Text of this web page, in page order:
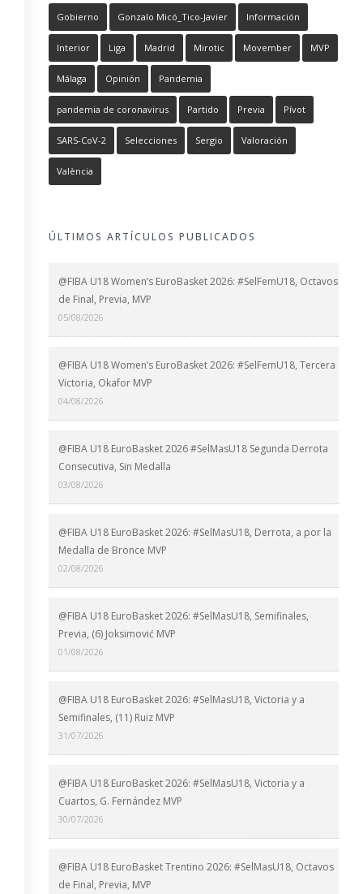
Gobierno Gonzalo Micó_Tico-Javier Información
Interior Liga Madrid Mirotic Movember MVP
Málaga Opinión Pandemia
pandemia de coronavirus Partido Previa Pívot
SARS-CoV-2 Selecciones Sergio Valoración
València
ÚLTIMOS ARTÍCULOS PUBLICADOS
@FIBA U18 Women’s EuroBasket 2026: #SelFemU18, Octavos
de Final, Previa, MVP
05/08/2026
@FIBA U18 Women’s EuroBasket 2026: #SelFemU18, Tercera
Victoria, Okafor MVP
04/08/2026
@FIBA U18 EuroBasket 2026 #SelMasU18 Segunda Derrota
Consecutiva, Sin Medalla
03/08/2026
@FIBA U18 EuroBasket 2026: #SelMasU18, Derrota, a por la
Medalla de Bronce MVP
02/08/2026
@FIBA U18 EuroBasket 2026: #SelMasU18, Semifinales,
Previa, (6) Joksimović MVP
01/08/2026
@FIBA U18 EuroBasket 2026: #SelMasU18, Victoria y a
Semifinales, (11) Ruiz MVP
31/07/2026
@FIBA U18 EuroBasket 2026: #SelMasU18, Victoria y a
Cuartos, G. Fernández MVP
30/07/2026
@FIBA U18 EuroBasket Trentino 2026: #SelMasU18, Octavos
de Final, Previa, MVP